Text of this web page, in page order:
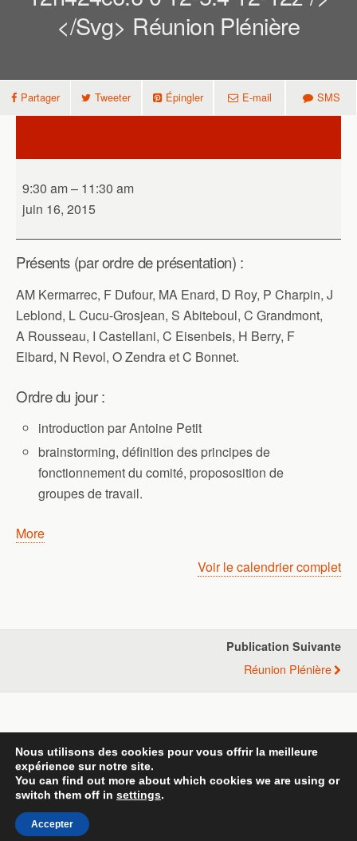
</svg> Réunion Plénière
Partager Tweeter Épingler E-mail SMS
9:30 am– 11:30 am
juin 16, 2015
Présents (par ordre de présentation) :
AM Kermarrec, F Dufour, MA Enard, D Roy, P Charpin, J
Leblond, L Cucu-Grosjean, S Abiteboul, C Grandmont,
A Rousseau, I Castellani, C Eisenbeis, H Berry, F
Elbard, N Revol, O Zendra et C Bonnet.
Ordre du jour :
introduction par Antoine Petit
brainstorming, définition des principes de
fonctionnement du comité, propososition de
groupes de travail.
Moreabout
Voir le calendrier complet
Publication Suivante
Réunion Plénière
Mobile Bureau
Nous utilisons des cookies pour vous offrir la meilleure
expérience sur notre site.
You can find out more about which cookies we are using or
switch them off in settings.
Accepter